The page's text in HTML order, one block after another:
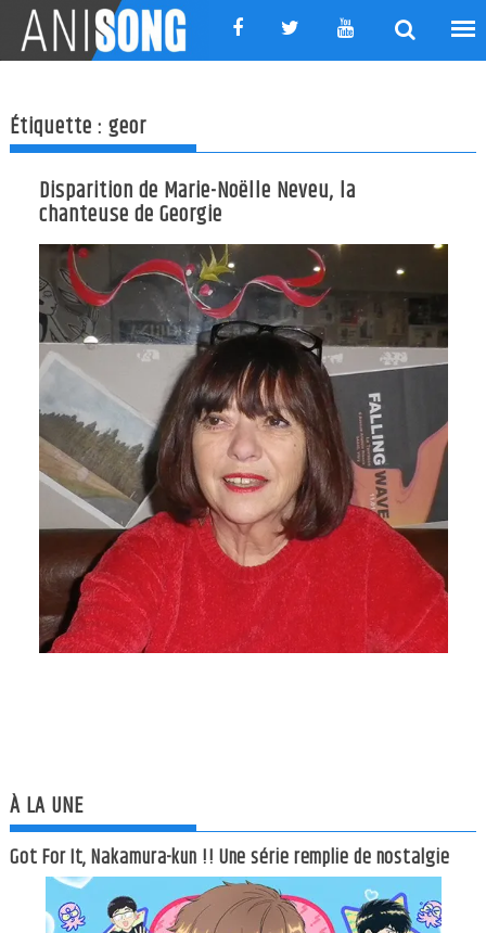
content
Étiquette :geor
Disparition de Marie-Noëlle Neveu, la
chanteuse de Georgie
À LA UNE
Got For It, Nakamura-kun !! Une série remplie de nostalgie